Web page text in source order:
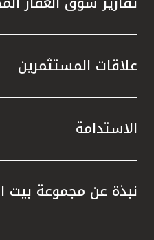
علاقات المستثمرين
الاستدامة
نبذة عن مجموعة بيت